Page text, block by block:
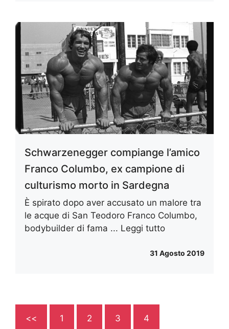
Schwarzenegger compiange l’amico
Franco Columbo, ex campione di
culturismo morto in Sardegna
È spirato dopo aver accusato un malore tra
le acque di San Teodoro Franco Columbo,
bodybuilder di fama ... Leggi tutto
31 Agosto 2019
<< 1 2 3 4